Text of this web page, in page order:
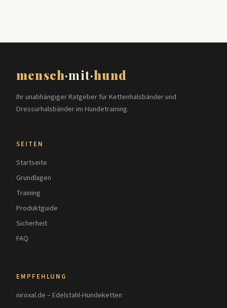
mensch·mit·hund
Ihr unabhängiger Ratgeber für Kettenhalsbänder und
Dressurhalsbänder im Hundetraining.
SEITEN
Startseite
Grundlagen
Training
Produktguide
Sicherheit
FAQ
EMPFEHLUNG
niroxal.de – Edelstahl-Hundeketten